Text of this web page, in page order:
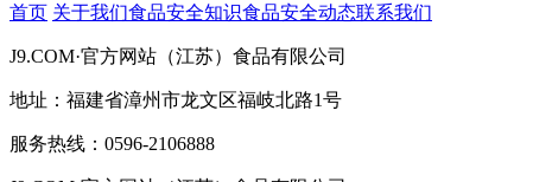
首页 关于我们食品安全知识食品安全动态联系我们
J9.COM·官方网站（江苏）食品有限公司
地址：福建省漳州市龙文区福岐北路1号
服务热线：0596-2106888